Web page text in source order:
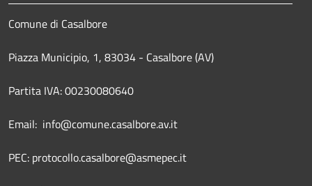
Comune di Casalbore
Piazza Municipio, 1, 83034 - Casalbore (AV)
Partita IVA: 00230080640
Email: info@comune.casalbore.av.it
PEC: protocollo.casalbore@asmepec.it